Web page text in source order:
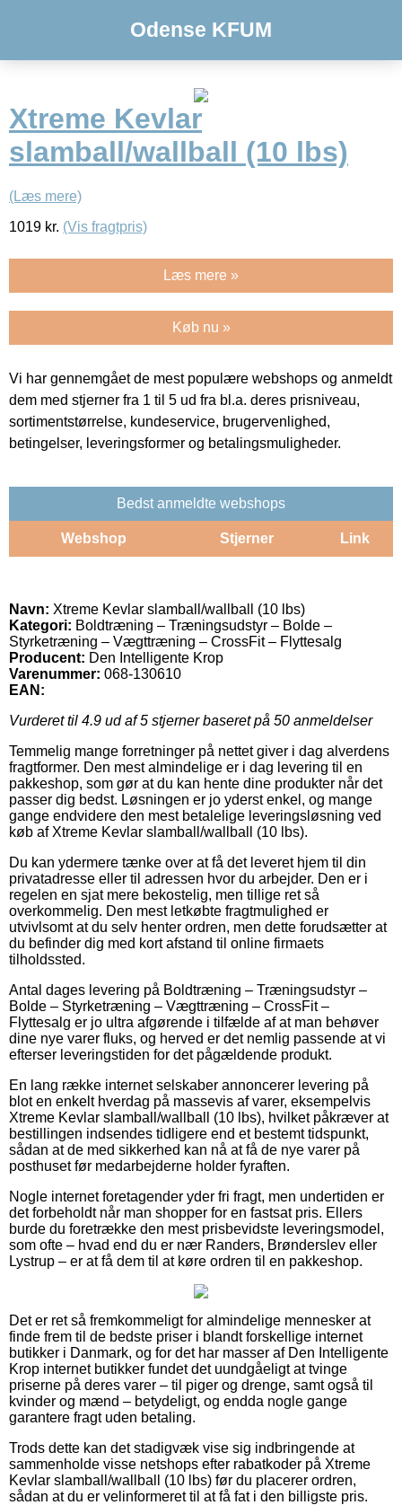
Odense KFUM
Xtreme Kevlar
slamball/wallball (10 lbs)
(Læs mere)
1019 kr. (Vis fragtpris)
Læs mere »
Køb nu »
Vi har gennemgået de mest populære webshops og anmeldt
dem med stjerner fra 1 til 5 ud fra bl.a. deres prisniveau,
sortimentstørrelse, kundeservice, brugervenlighed,
betingelser, leveringsformer og betalingsmuligheder.
Bedst anmeldte webshops
Webshop Stjerner Link
Navn: Xtreme Kevlar slamball/wallball (10 lbs)
Kategori: Boldtræning – Træningsudstyr – Bolde –
Styrketræning – Vægttræning – CrossFit – Flyttesalg
Producent: Den Intelligente Krop
Varenummer: 068-130610
EAN:
Vurderet til 4.9 ud af 5 stjerner baseret på 50 anmeldelser
Temmelig mange forretninger på nettet giver i dag alverdens
fragtformer. Den mest almindelige er i dag levering til en
pakkeshop, som gør at du kan hente dine produkter når det
passer dig bedst. Løsningen er jo yderst enkel, og mange
gange endvidere den mest betalelige leveringsløsning ved
køb af Xtreme Kevlar slamball/wallball (10 lbs).
Du kan ydermere tænke over at få det leveret hjem til din
privatadresse eller til adressen hvor du arbejder. Den er i
regelen en sjat mere bekostelig, men tillige ret så
overkommelig. Den mest letkøbte fragtmulighed er
utvivlsomt at du selv henter ordren, men dette forudsætter at
du befinder dig med kort afstand til online firmaets
tilholdssted.
Antal dages levering på Boldtræning – Træningsudstyr –
Bolde – Styrketræning – Vægttræning – CrossFit –
Flyttesalg er jo ultra afgørende i tilfælde af at man behøver
dine nye varer fluks, og herved er det nemlig passende at vi
efterser leveringstiden for det pågældende produkt.
En lang række internet selskaber annoncerer levering på
blot en enkelt hverdag på massevis af varer, eksempelvis
Xtreme Kevlar slamball/wallball (10 lbs), hvilket påkræver at
bestillingen indsendes tidligere end et bestemt tidspunkt,
sådan at de med sikkerhed kan nå at få de nye varer på
posthuset før medarbejderne holder fyraften.
Nogle internet foretagender yder fri fragt, men undertiden er
det forbeholdt når man shopper for en fastsat pris. Ellers
burde du foretrække den mest prisbevidste leveringsmodel,
som ofte – hvad end du er nær Randers, Brønderslev eller
Lystrup – er at få dem til at køre ordren til en pakkeshop.
Det er ret så fremkommeligt for almindelige mennesker at
finde frem til de bedste priser i blandt forskellige internet
butikker i Danmark, og for det har masser af Den Intelligente
Krop internet butikker fundet det uundgåeligt at tvinge
priserne på deres varer – til piger og drenge, samt også til
kvinder og mænd – betydeligt, og endda nogle gange
garantere fragt uden betaling.
Trods dette kan det stadigvæk vise sig indbringende at
sammenholde visse netshops efter rabatkoder på Xtreme
Kevlar slamball/wallball (10 lbs) før du placerer ordren,
sådan at du er velinformeret til at få fat i den billigste pris.